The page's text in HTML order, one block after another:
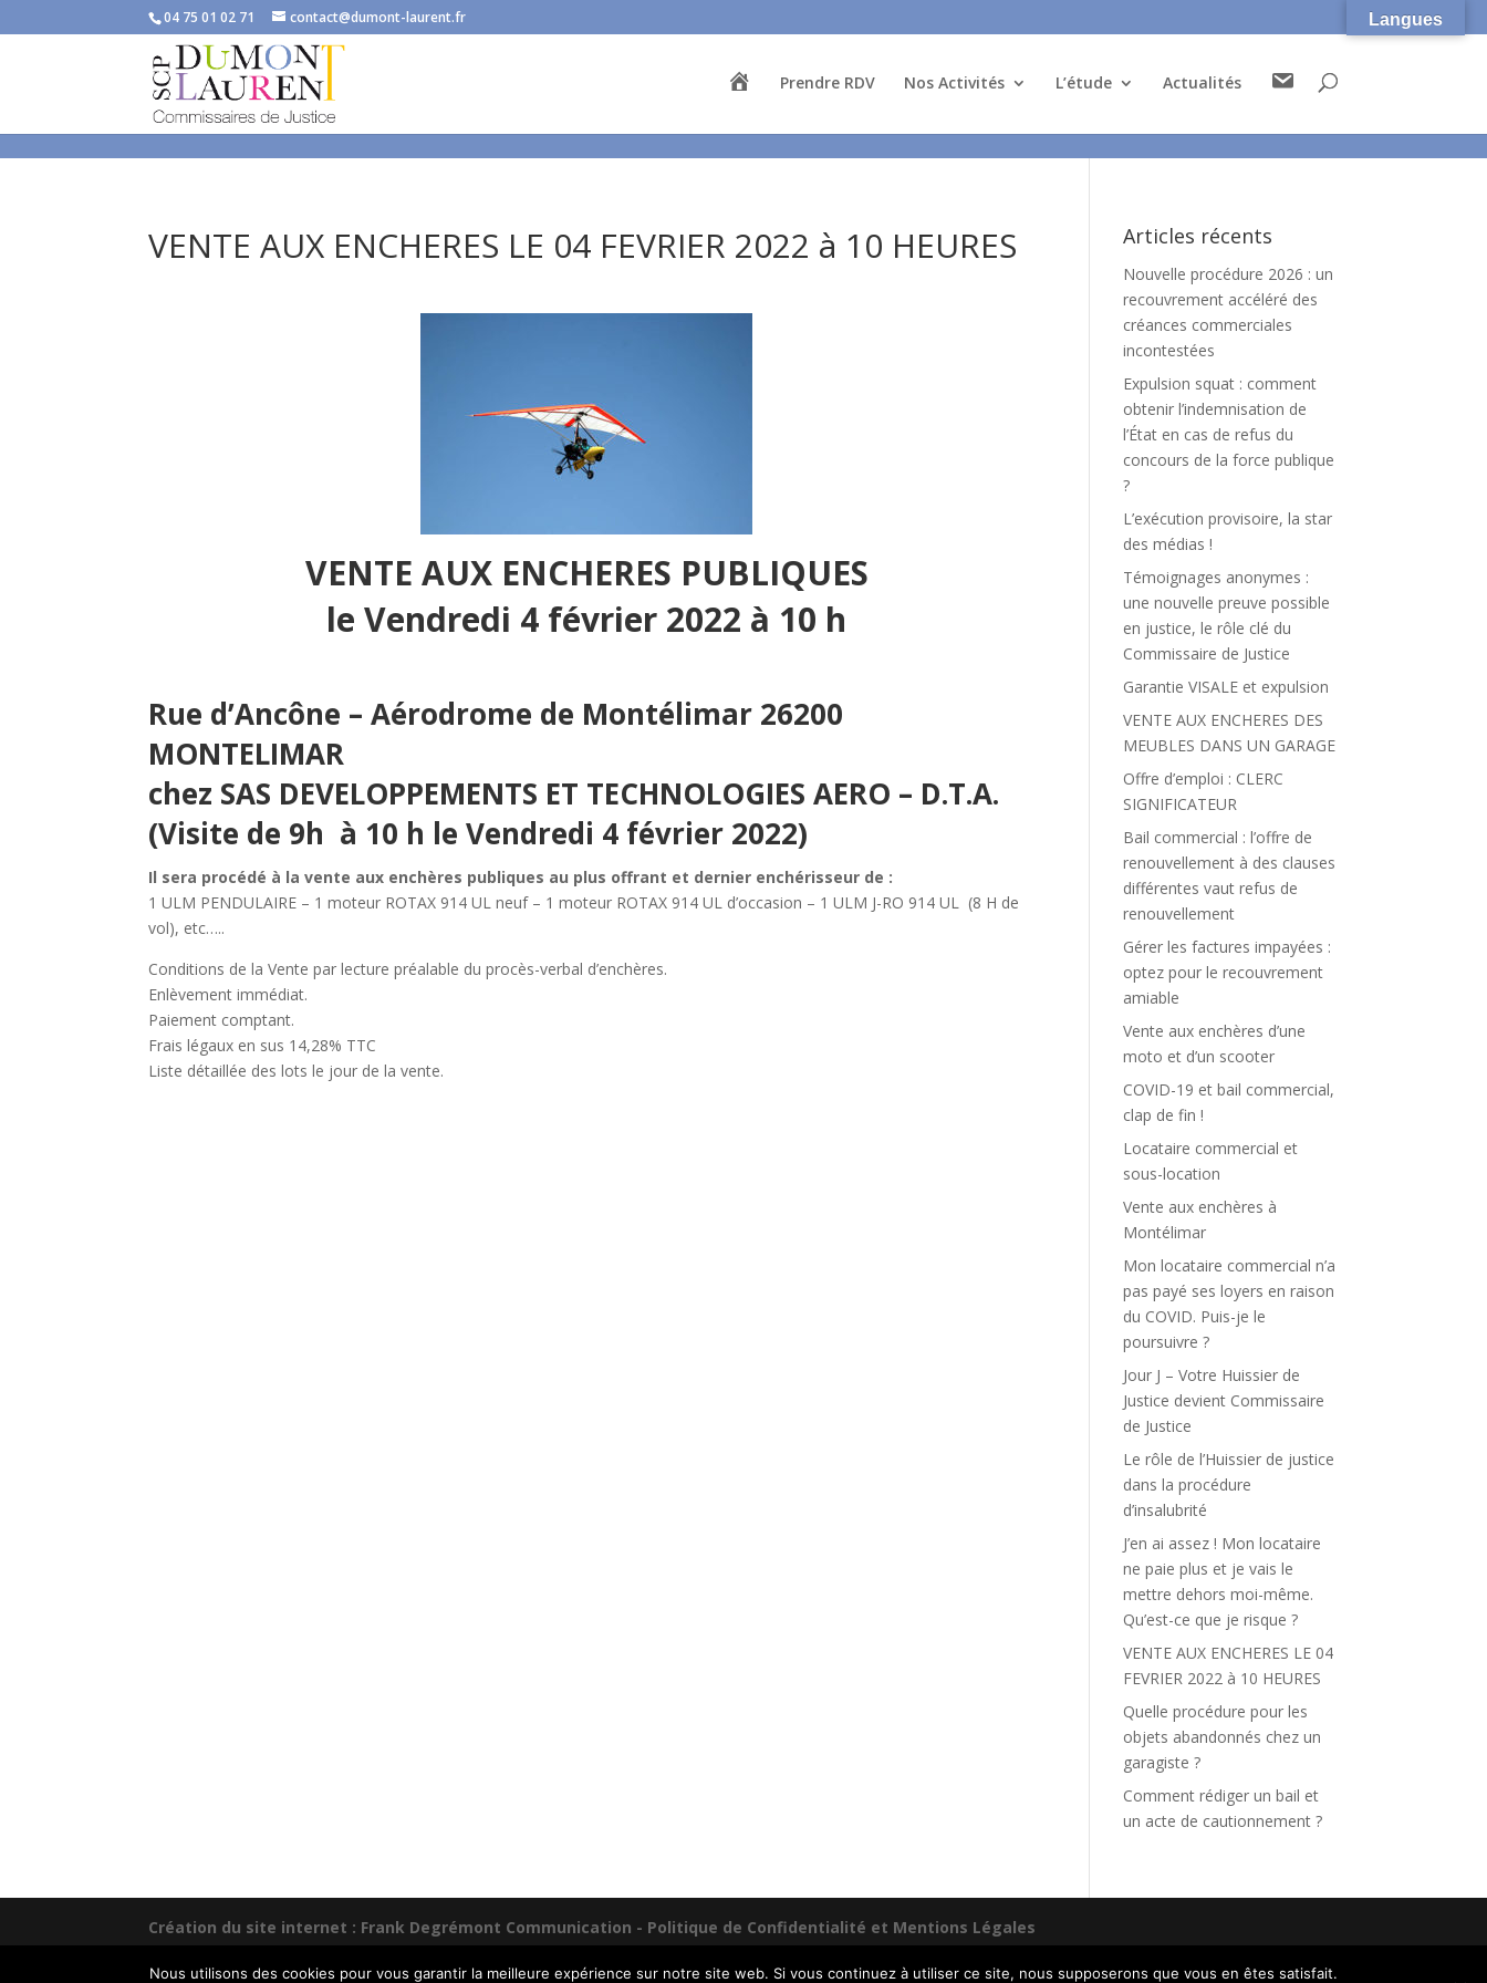
04 75 01 02 71 contact@dumont-laurent.fr
i
Prendre RDV Nos Activités L’étude Actualités C
c
VENTE AUX ENCHERES LE 04 FEVRIER 2022 à 10 HEURES
VENTE AUX ENCHERES PUBLIQUES
le Vendredi 4 février 2022 à 10 h
Rue d’Ancône – Aérodrome de Montélimar 26200
MONTELIMAR
chez SAS DEVELOPPEMENTS ET TECHNOLOGIES AERO – D.T.A.
(Visite de 9h à 10 h le Vendredi 4 février 2022)
Il sera procédé à la vente aux enchères publiques au plus offrant et dernier enchérisseur de :
1 ULM PENDULAIRE – 1 moteur ROTAX 914 UL neuf – 1 moteur ROTAX 914 UL d’occasion – 1 ULM J-RO 914 UL (8 H de
vol), etc…..
Conditions de la Vente par lecture préalable du procès-verbal d’enchères.
Enlèvement immédiat.
Paiement comptant.
Frais légaux en sus 14,28% TTC
Liste détaillée des lots le jour de la vente.
Articles récents
Nouvelle procédure 2026 : un
recouvrement accéléré des
créances commerciales
incontestées
Expulsion squat : comment
obtenir l’indemnisation de
l’État en cas de refus du
concours de la force publique
?
L’exécution provisoire, la star
des médias !
Témoignages anonymes :
une nouvelle preuve possible
en justice, le rôle clé du
Commissaire de Justice
Garantie VISALE et expulsion
VENTE AUX ENCHERES DES
MEUBLES DANS UN GARAGE
Offre d’emploi : CLERC
SIGNIFICATEUR
Bail commercial : l’offre de
renouvellement à des clauses
différentes vaut refus de
renouvellement
Gérer les factures impayées :
optez pour le recouvrement
amiable
Vente aux enchères d’une
moto et d’un scooter
COVID-19 et bail commercial,
clap de fin !
Locataire commercial et
sous-location
Vente aux enchères à
Montélimar
Mon locataire commercial n’a
pas payé ses loyers en raison
du COVID. Puis-je le
poursuivre ?
Jour J – Votre Huissier de
Justice devient Commissaire
de Justice
Le rôle de l’Huissier de justice
dans la procédure
d’insalubrité
J’en ai assez ! Mon locataire
ne paie plus et je vais le
mettre dehors moi-même.
Qu’est-ce que je risque ?
VENTE AUX ENCHERES LE 04
FEVRIER 2022 à 10 HEURES
Quelle procédure pour les
objets abandonnés chez un
garagiste ?
Comment rédiger un bail et
un acte de cautionnement ?
Création du site internet : Frank Degrémont Communication - Politique de Confidentialité et Mentions Légales
Langues
Nous utilisons des cookies pour vous garantir la meilleure expérience sur notre site web. Si vous continuez à utiliser ce site, nous supposerons que vous en êtes satisfait.